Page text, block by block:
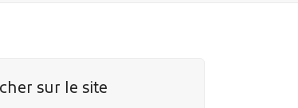
sur le site